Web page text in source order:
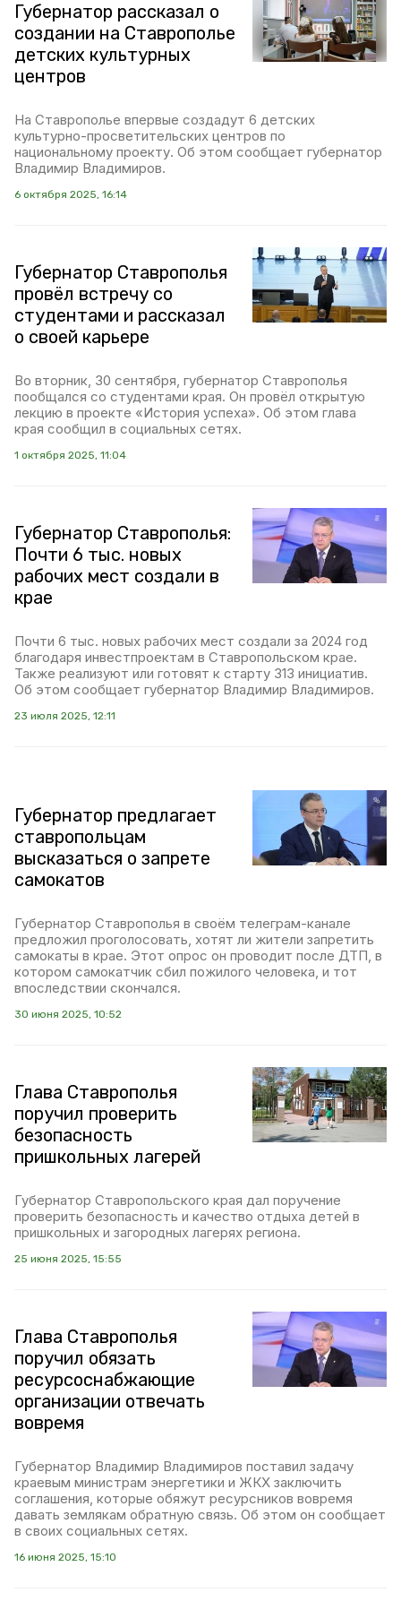
Губернатор рассказал о
создании на Ставрополье
детских культурных
центров
На Ставрополье впервые создадут 6 детских
культурно-просветительских центров по
национальному проекту. Об этом сообщает губернатор
Владимир Владимиров.
6 октября 2025, 16:14
Губернатор Ставрополья
провёл встречу со
студентами и рассказал
о своей карьере
Во вторник, 30 сентября, губернатор Ставрополья
пообщался со студентами края. Он провёл открытую
лекцию в проекте «История успеха». Об этом глава
края сообщил в социальных сетях.
1 октября 2025, 11:04
Губернатор Ставрополья:
Почти 6 тыс. новых
рабочих мест создали в
крае
Почти 6 тыс. новых рабочих мест создали за 2024 год
благодаря инвестпроектам в Ставропольском крае.
Также реализуют или готовят к старту 313 инициатив.
Об этом сообщает губернатор Владимир Владимиров.
23 июля 2025, 12:11
Губернатор предлагает
ставропольцам
высказаться о запрете
самокатов
Губернатор Ставрополья в своём телеграм-канале
предложил проголосовать, хотят ли жители запретить
самокаты в крае. Этот опрос он проводит после ДТП, в
котором самокатчик сбил пожилого человека, и тот
впоследствии скончался.
30 июня 2025, 10:52
Глава Ставрополья
поручил проверить
безопасность
пришкольных лагерей
Губернатор Ставропольского края дал поручение
проверить безопасность и качество отдыха детей в
пришкольных и загородных лагерях региона.
25 июня 2025, 15:55
Глава Ставрополья
поручил обязать
ресурсоснабжающие
организации отвечать
вовремя
Губернатор Владимир Владимиров поставил задачу
краевым министрам энергетики и ЖКХ заключить
соглашения, которые обяжут ресурсников вовремя
давать землякам обратную связь. Об этом он сообщает
в своих социальных сетях.
16 июня 2025, 15:10